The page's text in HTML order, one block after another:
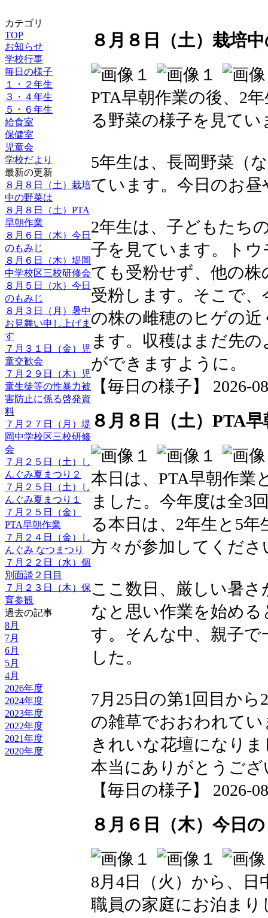
カテゴリ
TOP
お知らせ
学校行事
毎日の様子
１・２年生
３・４年生
５・６年生
給食室
保健室
児童会
学校だより
最新の更新
８月８日（土）栽培
中の野菜は
８月８日（土）PTA
早朝作業
８月６日（木）今日
のもみじ
８月６日（木）堤岡
中学校区三校研修会
８月５日（水）今日
のもみじ
８月３日（月）暑中
お見舞い申し上げま
す
７月３１日（金）児
童交歓会
７月２９日（木）児
童生徒等の性暴力被
害防止に係る啓発資
料
７月２７日（月）堤
岡中学校区三校研修
会
７月２５日（土）し
んぐみ夏まつり２
７月２５日（土）し
んぐみ夏まつり１
７月２５日（金）
PTA早朝作業
７月２４日（金）し
んぐみ なつまつり
７月２２日（水）個
別面談２日目
７月２３日（木）保
育参観
過去の記事
8月
7月
6月
5月
4月
2026年度
2024年度
2023年度
2022年度
2021年度
2020年度
８月８日（土）栽培
PTA早朝作業の後、2
る野菜の様子を見てい
5年生は、長岡野菜（
ています。今日のお
2年生は、子どもたち
子を見ています。ト
ても受粉せず、他の
受粉します。そこで
の株の雌穂のヒゲの
ます。収穫はまだ先
ができますように。
【毎日の様子】 2026-
８月８日（土）PTA
本日は、PTA早朝作業
ました。今年度は全3
る本日は、2年生と5
方々が参加してくださ
ここ数日、厳しい暑
なと思い作業を始め
す。そんな中、親子
した。
7月25日の第1回目か
の雑草でおおわれて
きれいな花壇になり
本当にありがとうご
【毎日の様子】 2026-
８月６日（木）今日
8月4日（火）から、
職員の家庭にお泊ま